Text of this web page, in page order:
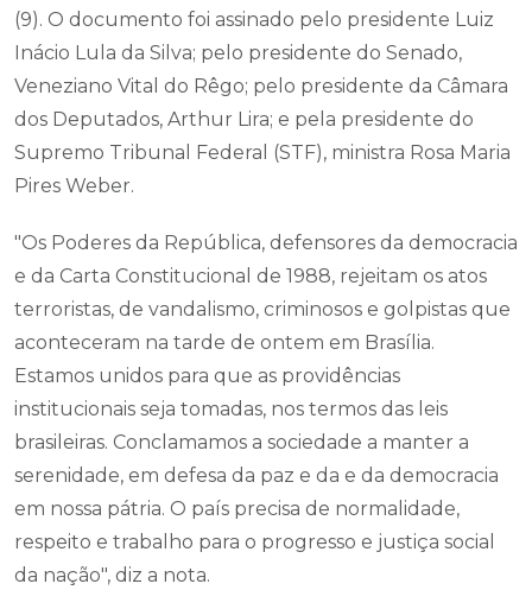
(9). O documento foi assinado pelo presidente Luiz
Inácio Lula da Silva; pelo presidente do Senado,
Veneziano Vital do Rêgo; pelo presidente da Câmara
dos Deputados, Arthur Lira; e pela presidente do
Supremo Tribunal Federal (STF), ministra Rosa Maria
Pires Weber.
"Os Poderes da República, defensores da democracia
e da Carta Constitucional de 1988, rejeitam os atos
terroristas, de vandalismo, criminosos e golpistas que
aconteceram na tarde de ontem em Brasília.
Estamos unidos para que as providências
institucionais seja tomadas, nos termos das leis
brasileiras. Conclamamos a sociedade a manter a
serenidade, em defesa da paz e da e da democracia
em nossa pátria. O país precisa de normalidade,
respeito e trabalho para o progresso e justiça social
da nação", diz a nota.